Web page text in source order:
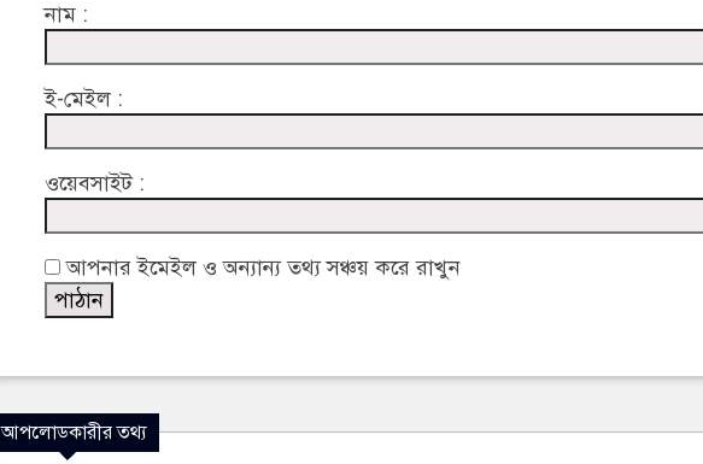
নাম :
ই-মেইল :
ওয়েবসাইট :
আপনার ইমেইল ও অন্যান্য তথ্য সঞ্চয় করে রাখুন
আপলোডকারীর তথ্য